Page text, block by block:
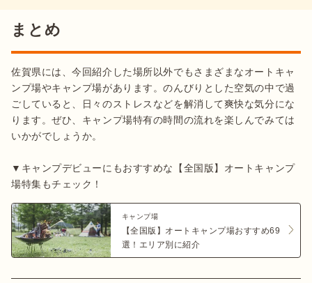
まとめ
佐賀県には、今回紹介した場所以外でもさまざまなオートキャ
ンプ場やキャンプ場があります。のんびりとした空気の中で過
ごしていると、日々のストレスなどを解消して爽快な気分にな
ります。ぜひ、キャンプ場特有の時間の流れを楽しんでみては
いかがでしょうか。
▼キャンプデビューにもおすすめな【全国版】オートキャンプ
場特集もチェック！
キャンプ場
【全国版】オートキャンプ場おすすめ69
選！エリア別に紹介